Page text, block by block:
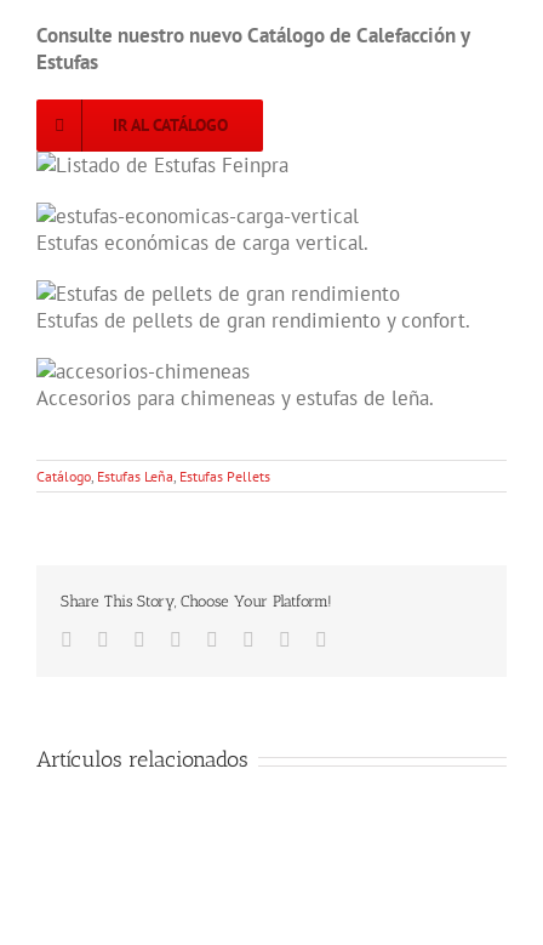
Consulte nuestro nuevo Catálogo de Calefacción y
Estufas
IR AL CATÁLOGO
Estufas económicas de carga vertical.
Estufas de pellets de gran rendimiento y confort.
Accesorios para chimeneas y estufas de leña.
Catálogo, Estufas Leña, Estufas Pellets
Share This Story, Choose Your Platform!
Facebook
TwitterLinkedIn
Reddit TumblrPinterest
Artículos relacionados